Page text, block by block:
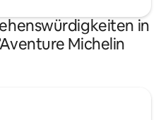
in
Michelin